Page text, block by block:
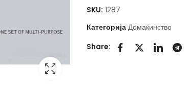
SKU: 1287
Категорија Домаќинство
Share: